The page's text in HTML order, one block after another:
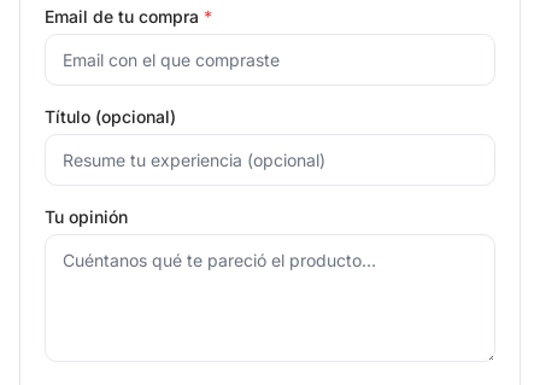
Email de tu compra *
Título (opcional)
Tu opinión